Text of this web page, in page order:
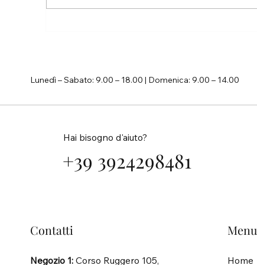
Contatti
Negozio 1: Corso Ruggero 105,
Menu
Home
Hai bisogno d'aiuto?
+39 3924298481
Lunedì – Sabato: 9.00 – 18.00 | Domenica: 9.00 – 14.00